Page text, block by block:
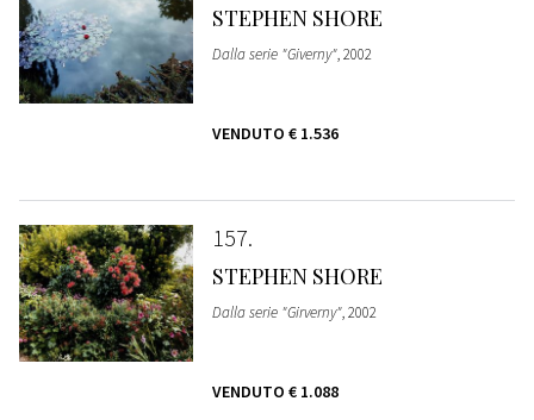
STEPHEN SHORE
Dalla serie "Giverny", 2002
VENDUTO € 1.536
157
STEPHEN SHORE
Dalla serie "Girverny", 2002
VENDUTO € 1.088